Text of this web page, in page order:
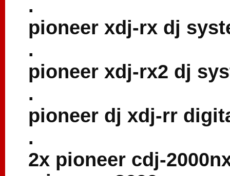
.
pioneer xdj-rx dj
.
pioneer xdj-rx2 dj
.
pioneer dj xdj-rr
.
2x pioneer cdj-